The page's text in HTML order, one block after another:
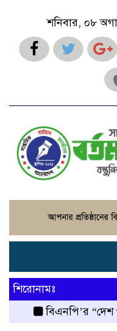
শনিবার, ০৮
শিরোনামঃ
বিএনপি’র “দেশ গড়ার